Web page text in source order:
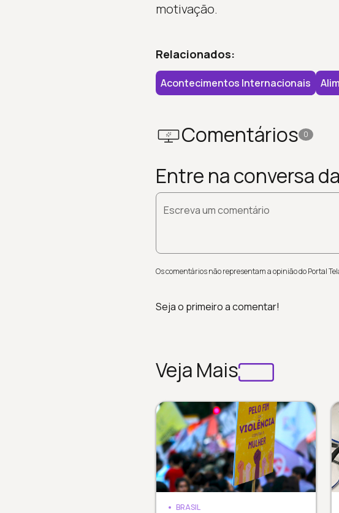
motivação.
Relacionados:
Acontecimentos Internacionais
Comentários 0
Entre na conversa
Escreva um comentário
Os comentários não representam a opinião do Portal
Seja o primeiro a comentar!
Veja Mais
BRASIL